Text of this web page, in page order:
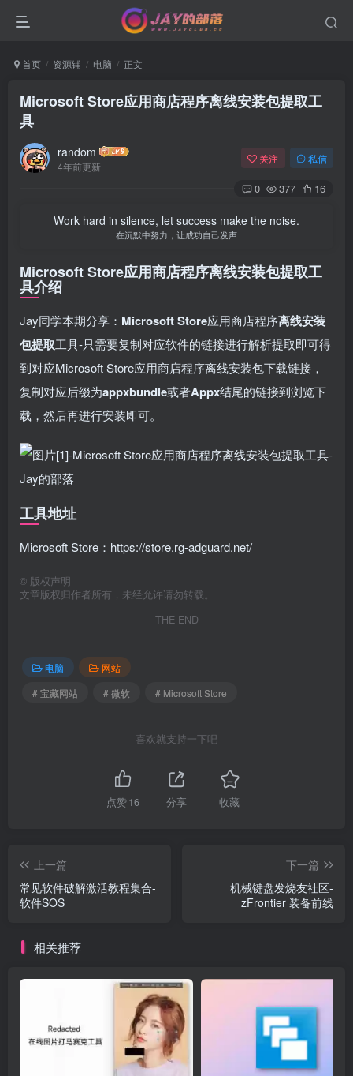
首页 资源铺 电脑 正文
Microsoft Store应用商店程序离线安装包提取工
具
random
4年前更新
关注 私信
0 377 16
Work hard in silence, let success make the noise.
在沉默中努力，让成功自己发声
Microsoft Store应用商店程序离线安装包提取工
具介绍
Jay同学本期分享： Microsoft Store应用商店程序离线安装
包提取工具-只需要复制对应软件的链接进行解析提取即可得
到对应Microsoft Store应用商店程序离线安装包下载链接，
复制对应后缀为appxbundle或者Appx结尾的链接到浏览下
载，然后再进行安装即可。
工具地址
Microsoft Store：https://store.rg-adguard.net/
© 版权声明
文章版权归作者所有，未经允许请勿转载。
THE END
电脑
网站
# 宝藏网站
# 微软 # Microsoft Store
喜欢就支持一下吧
点赞16 分享 收藏
上一篇
常见软件破解激活教程集合-
软件SOS
下一篇
机械键盘发烧友社区-
zFrontier 装备前线
相关推荐